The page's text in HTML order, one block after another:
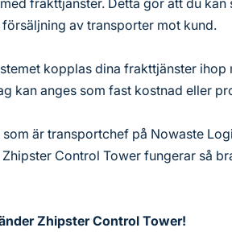
frakttjänster. Detta gör att du kan
av transporter mot kund.
kopplas dina frakttjänster ihop
kan anges som fast kostnad eller
är transportchef på Nowaste
Control Tower fungerar så
Zhipster Control Tower!